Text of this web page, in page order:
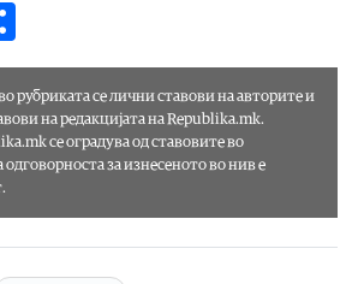
рубрикатасе лични ставови на авторите и
на редакцијата на Republika.mk.
се оградува од ставовите во
одговорноста за изнесеното во нив е